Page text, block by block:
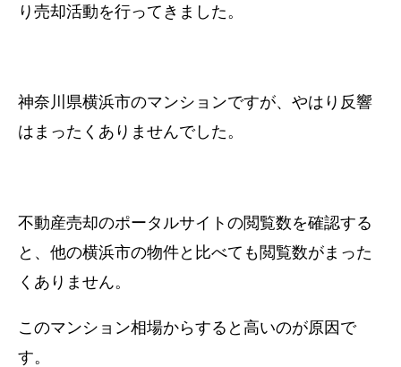
り売却活動を行ってきました。
神奈川県横浜市のマンションですが、やはり反響
はまったくありませんでした。
不動産売却のポータルサイトの閲覧数を確認する
と、他の横浜市の物件と比べても閲覧数がまった
くありません。
このマンション相場からすると高いのが原因で
す。